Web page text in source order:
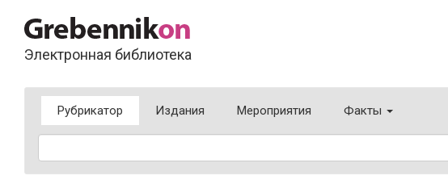
Электронная библиотека
Рубрикатор Издания Мероприятия Факты